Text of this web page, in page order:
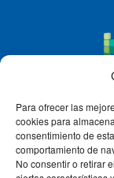
Para ofrecer las
cookies para
consentimiento de
comportamiento de
No consentir o retirar
CLÍNICA
QUIÉNES